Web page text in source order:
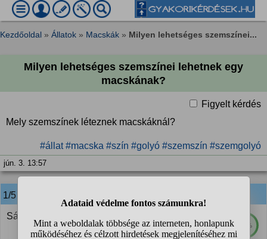
Kezdőoldal » Állatok » Macskák » Milyen lehetséges szemszínei...
Milyen lehetséges szemszínei lehetnek egy
macskának?
Figyelt kérdés
Mely szemszínek léteznek macskáknál?
#állat #macska #szín #golyó #szemszín #szemgolyó
jún. 3. 13:57
1/5
70%
Sárga, zöld kék, borostyán, piros